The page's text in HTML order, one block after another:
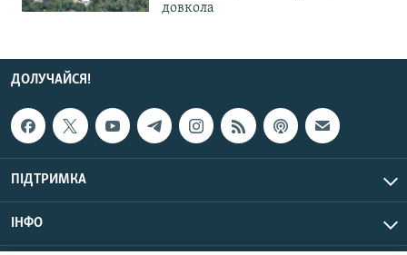
довкола
ДОЛУЧАЙСЯ!
ПІДТРИМКА
ІНФО